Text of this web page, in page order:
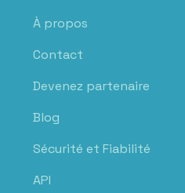
À propos
Contact
Devenez partenaire
Blog
Sécurité et Fiabilité
API